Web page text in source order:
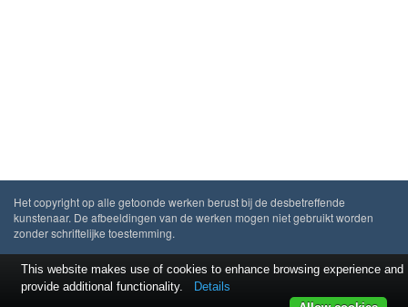
Het copyright op alle getoonde werken berust bij de desbetreffende
kunstenaar. De afbeeldingen van de werken mogen niet gebruikt worden
zonder schriftelijke toestemming.
This website makes use of cookies to enhance browsing experience and
provide additional functionality.
Details